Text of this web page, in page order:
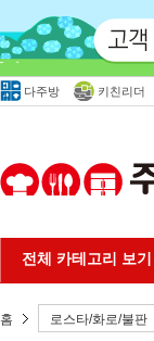
다주방 키친리더
전체 카테고리 보기
홈 로스타/화로/불판